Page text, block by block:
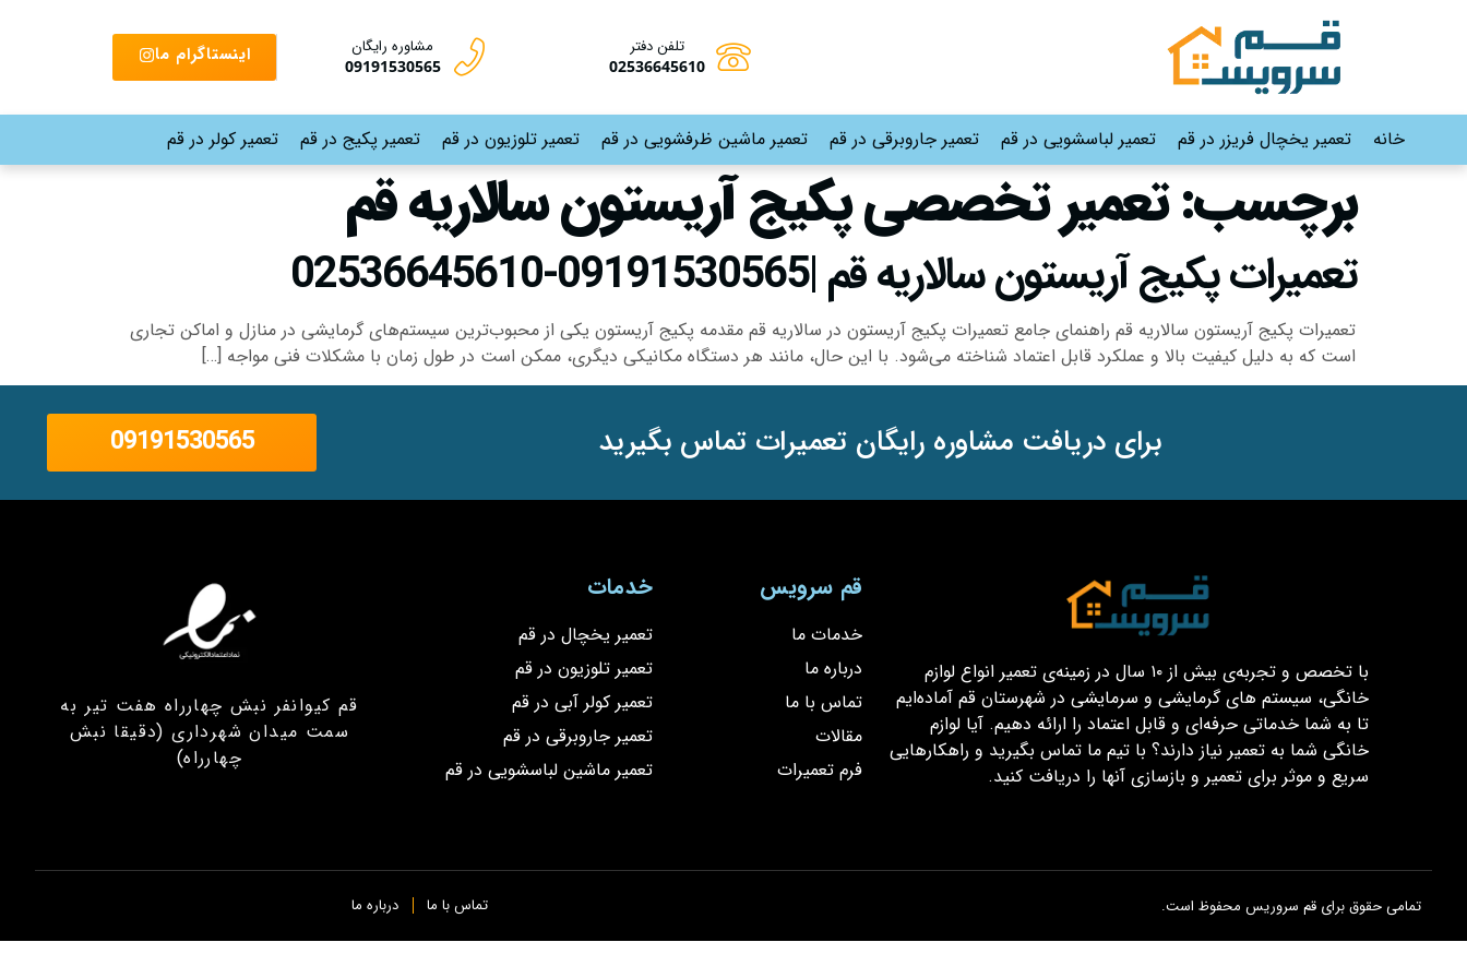
تلفن دفتر
02536645610
مشاوره رایگان
09191530565 اینستاگرام ما
خانه تعمیر یخچال فریزر در قم تعمیر لباسشویی در قم تعمیر جاروبرقی در قم تعمیر ماشین ظرفشویی در قم تعمیر تلوزیون در قم تعمیر پکیج در قم تعمیر کولر در قم
برچسب:تعمیر تخصصی پکیج آریستون سالاریه قم
تعمیرات پکیج آریستون سالاریه قم |09191530565-02536645610
تعمیرات پکیج آریستون سالاریه قم راهنمای جامع تعمیرات پکیج آریستون در سالاریه قم مقدمه پکیج آریستون یکی از محبوب‌ترین سیستم‌های گرمایشی در منازل و اماکن تجاری
است که به دلیل کیفیت بالا و عملکرد قابل اعتماد شناخته می‌شود. با این حال، مانند هر دستگاه مکانیکی دیگری، ممکن است در طول زمان با مشکلات فنی مواجه […]
برای دریافت مشاوره رایگان تعمیرات تماس بگیرید 09191530565
با تخصص و تجربه‌ی بیش از ۱۰ سال در زمینه‌ی تعمیر انواع لوازم
خانگی، سیستم های گرمایشی و سرمایشی در شهرستان قم آماده‌ایم
تا به شما خدماتی حرفه‌ای و قابل اعتماد را ارائه دهیم. آیا لوازم
خانگی شما به تعمیر نیاز دارند؟ با تیم ما تماس بگیرید و راهکارهایی
سریع و موثر برای تعمیر و بازسازی آنها را دریافت کنید.
قم سرویس
خدمات ما
درباره ما
تماس با ما
مقالات
فرم تعمیرات
خدمات
تعمیر یخچال در قم
تعمیر تلوزیون در قم
تعمیر کولر آبی در قم
تعمیر جاروبرقی در قم
تعمیر ماشین لباسشویی در قم
قم کیوانفر نبش چهارراه هفت تیر به
سمت میدان شهرداری (دقیقا نبش
چهارراه)
تمامی حقوق برای قم سروریس محفوظ است. تماس با ما درباره ما